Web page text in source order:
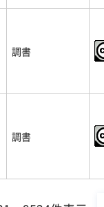
調書
調書